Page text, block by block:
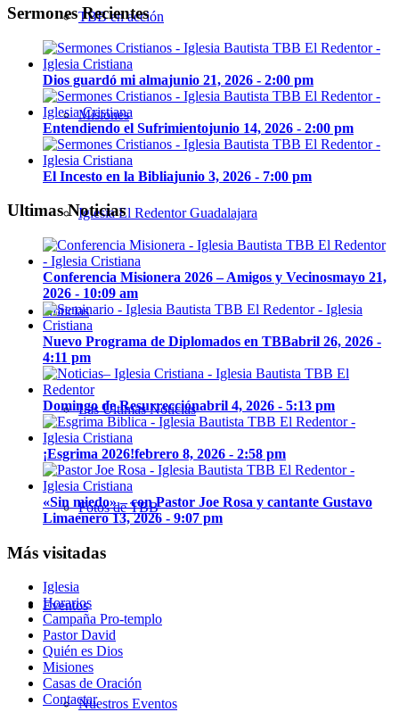
TBB en acción
Misiones
Iglesia El Redentor Guadalajara
Noticias
Las Últimas Noticias
Fotos de TBB
Eventos
Nuestros Eventos
Sermones Recientes
Dios guardó mi almajunio 21, 2026 - 2:00 pm
Entendiendo el Sufrimientojunio 14, 2026 - 2:00 pm
El Incesto en la Bibliajunio 3, 2026 - 7:00 pm
Ultimas Noticias
Conferencia Misionera 2026 – Amigos y Vecinosmayo 21,
2026 - 10:09 am
Nuevo Programa de Diplomados en TBBabril 26, 2026 -
4:11 pm
Domingo de Resurrecciónabril 4, 2026 - 5:13 pm
¡Esgrima 2026!febrero 8, 2026 - 2:58 pm
«Sin miedo» – con Pastor Joe Rosa y cantante Gustavo
Limaenero 13, 2026 - 9:07 pm
Más visitadas
Iglesia
Horarios
Campaña Pro-templo
Pastor David
Quién es Dios
Misiones
Casas de Oración
Contactar